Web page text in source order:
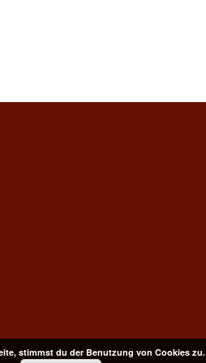
stimmst du der Benutzung von Cookies zu.